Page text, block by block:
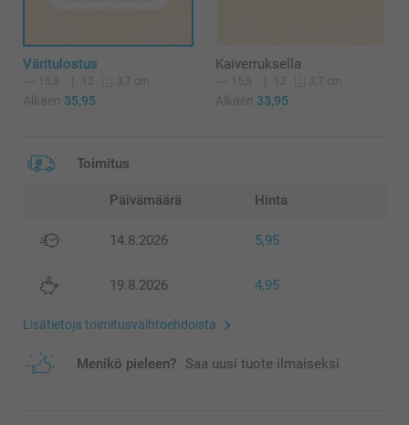
Väritulostus
15,5 12 3,7 cm
Alkaen 35,95
Kaiverruksella
15,5 12 3,7 cm
Alkaen 33,95
Toimitus
Päivämäärä Hinta
14.8.2026 5,95
19.8.2026 4,95
Lisätietoja toimitusvaihtoehdoista
Menikö pieleen? Saa uusi tuote ilmaiseksi